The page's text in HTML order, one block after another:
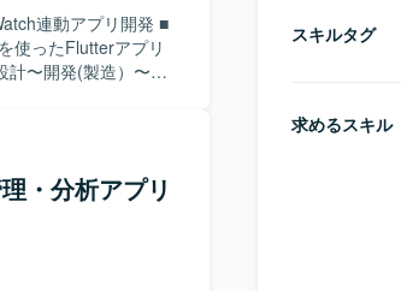
連動アプリ開発 ■
使ったFlutterアプリ
に準拠した開発経験
・分析アプリ
スキルタグ
求めるスキル